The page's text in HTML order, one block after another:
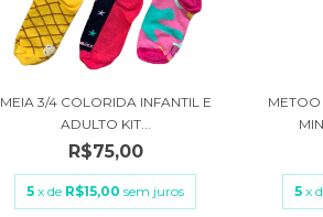
MEIA 3/4 COLORIDA INFANTIL E
ADULTO KIT...
R$75,00
5 x de R$15,00 sem juros 5 x